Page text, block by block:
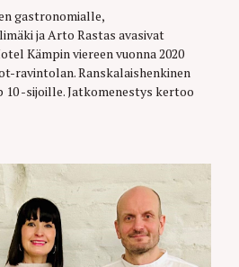
gastronomialle,
ja Arto Rastas avasivat
Kämpin viereen vuonna 2020
ravintolan. Ranskalaishenkinen
10 -sijoille. Jatkomenestys kertoo